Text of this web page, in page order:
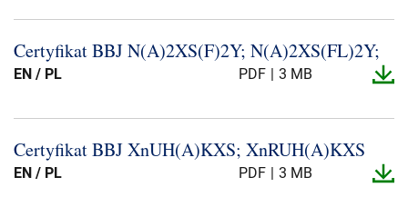
Certyfikat BBJ N(A)2XS(F)2Y; N(A)2XS(FL)2Y;
EN / PL PDF 3 MB
Certyfikat BBJ XnUH(A)KXS; XnRUH(A)KXS
EN / PL PDF 3 MB